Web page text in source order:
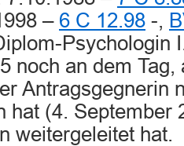
– 6 C 12.98 -,
Psychologin
noch an dem Tag,
Antragsgegnerin
hat (4. September
weitergeleitet hat.